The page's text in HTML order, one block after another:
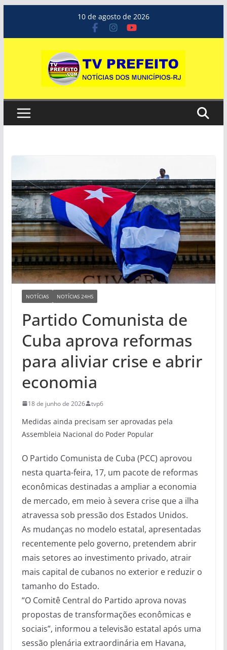
o
10 de agosto de 2026
NOTÍCIAS NOTÍCIAS 24HS
Partido Comunista de
Cuba aprova reformas
para aliviar crise e abrir
economia
18 de junho de 2026 tvp6
Medidas ainda precisam ser aprovadas pela
Assembleia Nacional do Poder Popular
O Partido Comunista de Cuba (PCC) aprovou
nesta quarta-feira, 17, um pacote de reformas
econômicas destinadas a ampliar a economia
de mercado, em meio à severa crise que a ilha
atravessa sob pressão dos Estados Unidos.
As mudanças no modelo estatal, apresentadas
recentemente pelo governo, pretendem abrir
mais setores ao investimento privado, atrair
mais capital de cubanos no exterior e reduzir o
tamanho do Estado.
“O Comitê Central do Partido aprova novas
propostas de transformações econômicas e
sociais”, informou a televisão estatal após uma
sessão plenária extraordinária em Havana,